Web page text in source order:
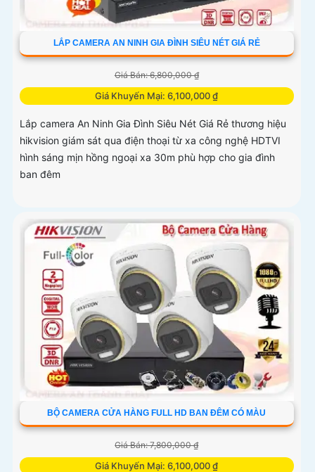
LẮP CAMERA AN NINH GIA ĐÌNH SIÊU NÉT GIÁ RẺ
Giá Bán: 6,800,000 ₫
Giá Khuyến Mại: 6,100,000 ₫
Lắp camera An Ninh Gia Đình Siêu Nét Giá Rẻ thương hiệu
hikvision giám sát qua điện thoại từ xa công nghệ HDTVI
hình sáng mịn hồng ngoại xa 30m phù hợp cho gia đình
ban đêm
BỘ CAMERA CỬA HÀNG FULL HD BAN ĐÊM CÓ MÀU
Giá Bán: 7,800,000 ₫
Giá Khuyến Mại: 6,100,000 ₫